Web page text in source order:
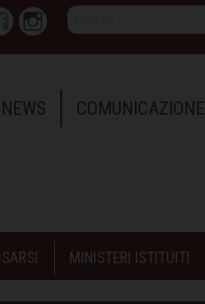
Instagram
NEWS COMUNICAZIONE
MINISTERI ISTITUITI